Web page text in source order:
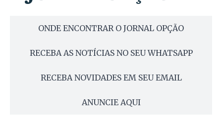
ONDE ENCONTRAR O JORNAL OPÇÃO
RECEBA AS NOTÍCIAS NO SEU WHATSAPP
RECEBA NOVIDADES EM SEU EMAIL
ANUNCIE AQUI